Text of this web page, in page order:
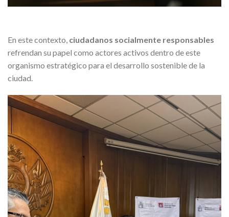
En este contexto, ciudadanos socialmente responsables
refrendan su papel como actores activos dentro de este
organismo estratégico para el desarrollo sostenible de la
ciudad.